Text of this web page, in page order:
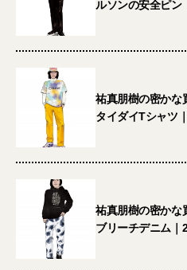
ルソンの安全ピン
祐真朋樹の密かな
タイダイTシャツ
祐真朋樹の密かな
ブリーチデニム｜